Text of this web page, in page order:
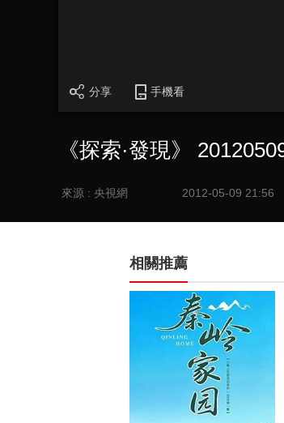
分享 手機看
《探索·發現》
來源 : 央視網 2012-05-09 21:56
相關推薦